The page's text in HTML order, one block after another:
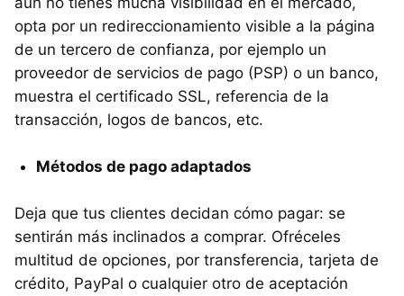
opta por un redireccionamiento visible a la página
de un tercero de confianza, por ejemplo un
proveedor de servicios de pago (PSP) o un banco,
muestra el certificado SSL, referencia de la
transacción, logos de bancos, etc.
Métodos de pago adaptados
Deja que tus clientes decidan cómo pagar: se
sentirán más inclinados a comprar. Ofréceles
multitud de opciones, por transferencia, tarjeta de
crédito, PayPal o cualquier otro de aceptación